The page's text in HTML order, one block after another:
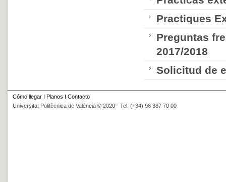
Practiques
Preguntas
2017/2018
Solicitud de
Cómo llegar I Planos I Contacto
Universitat Politècnica de València © 2020 · Tel. (+34) 96 387 70 00